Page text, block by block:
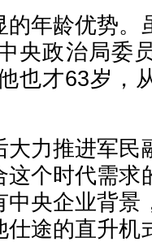
年龄优势。
央政治局委
也才63岁，
力推进军民
个时代需求
央企业背景
途的直升机